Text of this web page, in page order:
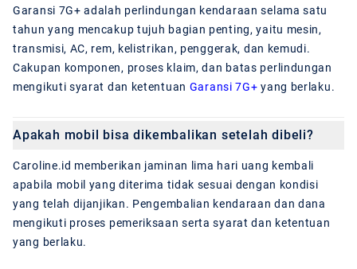
Garansi 7G+ adalah perlindungan kendaraan selama satu
tahun yang mencakup tujuh bagian penting, yaitu mesin,
transmisi, AC, rem, kelistrikan, penggerak, dan kemudi.
Cakupan komponen, proses klaim, dan batas perlindungan
mengikuti syarat dan ketentuan Garansi 7G+ yang berlaku.
Apakah mobil bisa dikembalikan setelah dibeli?
Caroline.id memberikan jaminan lima hari uang kembali
apabila mobil yang diterima tidak sesuai dengan kondisi
yang telah dijanjikan. Pengembalian kendaraan dan dana
mengikuti proses pemeriksaan serta syarat dan ketentuan
yang berlaku.